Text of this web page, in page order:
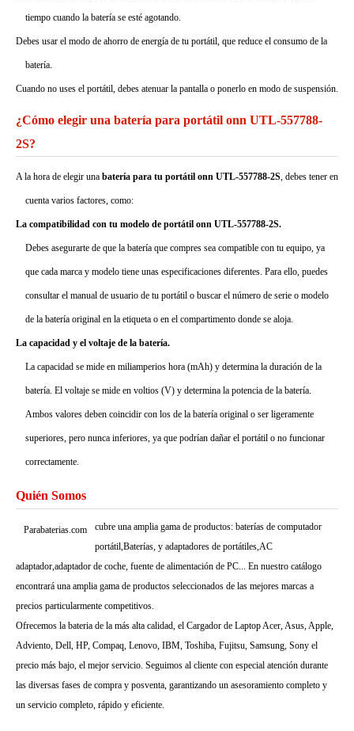
tiempo cuando la batería se esté agotando.
Debes usar el modo de ahorro de energía de tu portátil, que reduce el consumo de la
batería.
Cuando no uses el portátil, debes atenuar la pantalla o ponerlo en modo de suspensión.
¿Cómo elegir una batería para portátil onn UTL-557788-
2S?
A la hora de elegir una batería para tu portátil onn UTL-557788-2S, debes tener en
cuenta varios factores, como:
La compatibilidad con tu modelo de portátil onn UTL-557788-2S.
Debes asegurarte de que la batería que compres sea compatible con tu equipo, ya
que cada marca y modelo tiene unas especificaciones diferentes. Para ello, puedes
consultar el manual de usuario de tu portátil o buscar el número de serie o modelo
de la batería original en la etiqueta o en el compartimento donde se aloja.
La capacidad y el voltaje de la batería.
La capacidad se mide en miliamperios hora (mAh) y determina la duración de la
batería. El voltaje se mide en voltios (V) y determina la potencia de la batería.
Ambos valores deben coincidir con los de la batería original o ser ligeramente
superiores, pero nunca inferiores, ya que podrían dañar el portátil o no funcionar
correctamente.
Quién Somos
Parabaterias.com
cubre una amplia gama de productos: baterías de computador
portátil,Baterías, y adaptadores de portátiles,AC
adaptador,adaptador de coche, fuente de alimentación de PC... En nuestro catálogo
encontrará una amplia gama de productos seleccionados de las mejores marcas a
precios particularmente competitivos.
Ofrecemos la bateria de la más alta calidad, el Cargador de Laptop Acer, Asus, Apple,
Adviento, Dell, HP, Compaq, Lenovo, IBM, Toshiba, Fujitsu, Samsung, Sony el
precio más bajo, el mejor servicio. Seguimos al cliente con especial atención durante
las diversas fases de compra y posventa, garantizando un asesoramiento completo y
un servicio completo, rápido y eficiente.